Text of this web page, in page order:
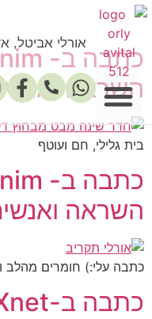
אורלי אביטל,
השראה
בית גלילי, חם ועוטף
השראה
כתבה עלי:) חומרים מהלב
כתבה ב-Xnet, בית ליד הבניאס